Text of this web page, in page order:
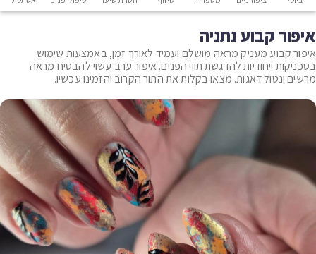
איפור קבוע נתניה
איפור קבוע מעניק מראה מושלם ועמיד לאורך זמן, באמצעות שימוש
בטכניקות ייחודיות להדגשת תווי הפנים. איפור ערב עשוי להבטיח מראה
מרשים ונטול דאגות. מצאו בקלות את התור הקרוב והזמינו עכשיו.